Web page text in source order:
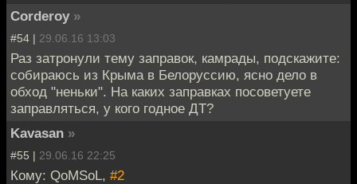
Corderoy »
#54 | 29.06.16 13:03
Раз затронули тему заправок, камрады, подскажите:
собираюсь из Крыма в Белоруссию, ясно дело в
обход "неньки". На каких заправках посоветуете
заправляться, у кого годное ДТ?
Kavasan »
#55 | 29.06.16 22:25
Кому: QoMSoL, #2